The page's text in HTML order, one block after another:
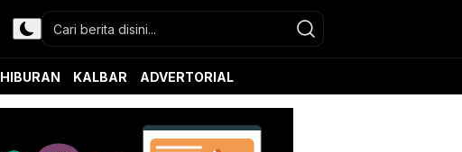
HIBURAN KALBAR ADVERTORIAL